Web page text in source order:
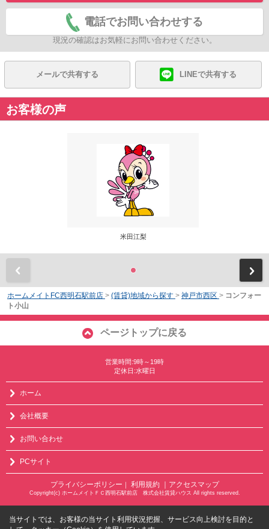
電話でお問い合わせする
現況の確認はお気軽にお問い合わせください。
メールで共有する LINEで共有する
お客様の声
米田江梨
ホームメイトFC西明石駅前店 > (賃貸)地域から探す > 神戸市西区 > コンフォー
ト小山
ページトップに戻る
営業時間:9時～19時
定休日:水曜日
ホーム
会社概要
お問い合わせ
PCサイト
プライバシーポリシー 利用規約 ｜アクセスマップ
Copyright(c) ホームメイトＦＣ西明石駅前店 株式会社賃貸ハウス All rights reserved.
当サイトでは、お客様の当サイト利用状況把握、サービス向上検討を目的と